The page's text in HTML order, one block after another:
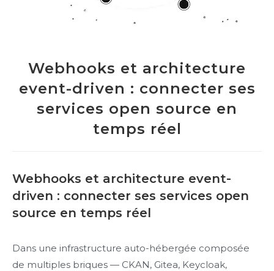
Webhooks et architecture
event-driven : connecter ses
services open source en
temps réel
Webhooks et architecture event-
driven : connecter ses services open
source en temps réel
Dans une infrastructure auto-hébergée composée
de multiples briques — CKAN, Gitea, Keycloak,